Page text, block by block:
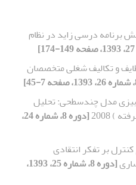
برنامه درسی زاید در نظام
و تکالیف شغلی متخصصان
بیزی مدل چندسطحی: تحلیل
) 2008
[دوره 8، شماره 24،
بر تفکر انتقادی
[دوره 8، شماره 25، 1393،